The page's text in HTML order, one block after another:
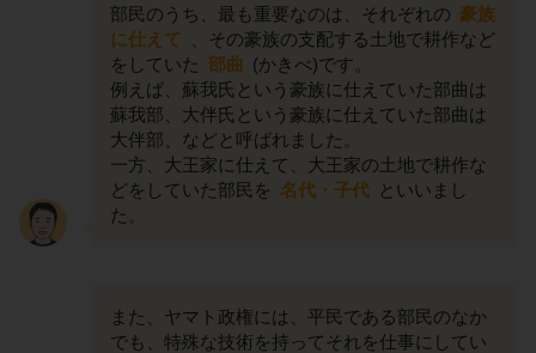
部民のうち、最も重要なのは、それぞれの 豪族
に仕えて
、その豪族の支配する土地で耕作など
をしていた 部曲 (かきべ)です。
例えば、蘇我氏という豪族に仕えていた部曲は
蘇我部、大伴氏という豪族に仕えていた部曲は
大伴部、などと呼ばれました。
一方、大王家に仕えて、大王家の土地で耕作な
どをしていた部民を 名代・子代 といいまし
た。
また、ヤマト政権には、平民である部民のなか
でも、特殊な技術を持ってそれを仕事にしてい